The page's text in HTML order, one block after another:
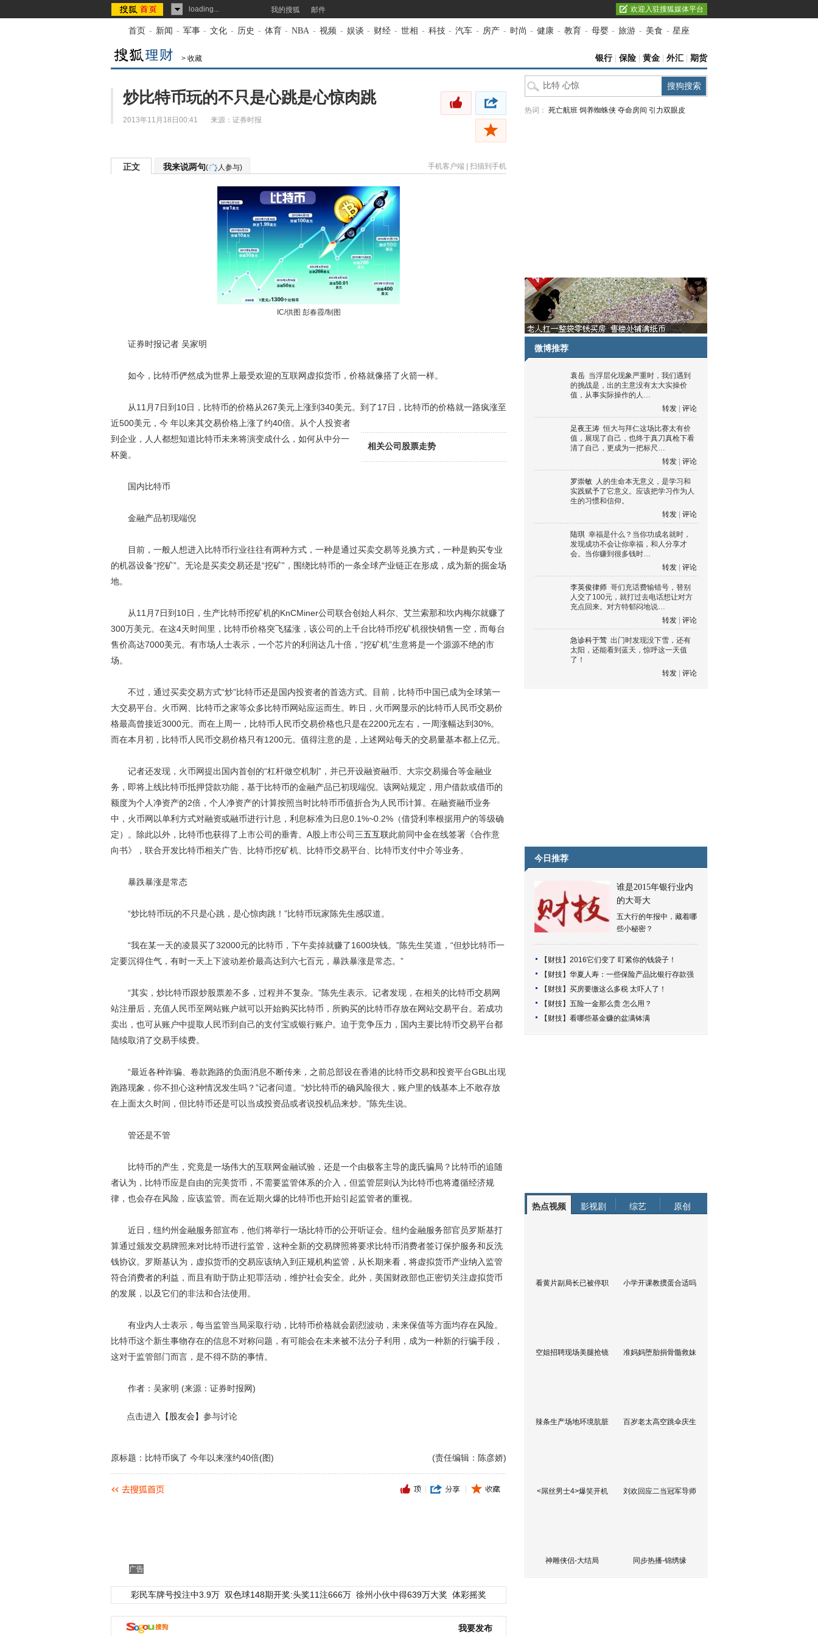
loading... 我的搜狐 邮件 欢迎入驻搜狐媒体平台
首页 - 新闻 - 军事 - 文化 - 历史 - 体育 - NBA - 视频 - 娱谈 - 财经 - 世相 - 科技 - 汽车 - 房产 - 时尚 - 健康 - 教育 - 母婴 - 旅游 - 美食 - 星座
> 收藏 银行| 保险 黄金 外汇 期货
炒比特币玩的不只是心跳是心惊肉跳
2013年11月18日00:41 来源： 证券时报
正文 我来说两句( 人参与) 手机客户端 扫描到手机
IC/供图 彭春霞/制图
证券时报记者 吴家明
如今，比特币俨然成为世界上最受欢迎的互联网虚拟货币，价格就像搭了火箭一样。
从11月7日到10日，比特币的价格从267美元上涨到340美元。到了17日，比特币的价格就一路疯涨至
近500美元，今
相关公司股票走势
年以来其交易价格上涨了约40倍。从个人投资者
到企业，人人都想知道比特币未来将演变成什么，如何从中分一
杯羹。
国内比特币
金融产品初现端倪
目前，一般人想进入比特币行业往往有两种方式，一种是通过买卖交易等兑换方式，一种是购买专业
的机器设备“挖矿”。无论是买卖交易还是“挖矿”，围绕比特币的一条全球产业链正在形成，成为新的掘金场
地。
从11月7日到10日，生产比特币挖矿机的KnCMiner公司联合创始人科尔、艾兰索那和坎内梅尔就赚了
300万美元。在这4天时间里，比特币价格突飞猛涨，该公司的上千台比特币挖矿机很快销售一空，而每台
售价高达7000美元。有市场人士表示，一个芯片的利润达几十倍，“挖矿机”生意将是一个源源不绝的市
场。
不过，通过买卖交易方式“炒”比特币还是国内投资者的首选方式。目前，比特币中国已成为全球第一
大交易平台。火币网、比特币之家等众多比特币网站应运而生。昨日，火币网显示的比特币人民币交易价
格最高曾接近3000元。而在上周一，比特币人民币交易价格也只是在2200元左右，一周涨幅达到30%。
而在本月初，比特币人民币交易价格只有1200元。值得注意的是，上述网站每天的交易量基本都上亿元。
记者还发现，火币网提出国内首创的“杠杆做空机制”，并已开设融资融币、大宗交易撮合等金融业
务，即将上线比特币抵押贷款功能，基于比特币的金融产品已初现端倪。该网站规定，用户借款或借币的
额度为个人净资产的2倍，个人净资产的计算按照当时比特币币值折合为人民币计算。在融资融币业务
中，火币网以单利方式对融资或融币进行计息，利息标准为日息0.1%~0.2%（借贷利率根据用户的等级确
定）。除此以外，比特币也获得了上市公司的垂青。A股上市公司 三五互联此前同中金在线签署《合作意
向书》，联合开发比特币相关广告、比特币挖矿机、比特币交易平台、比特币支付中介等业务。
暴跌暴涨是常态
“炒比特币玩的不只是心跳，是心惊肉跳！”比特币玩家陈先生感叹道。
“我在某一天的凌晨买了32000元的比特币，下午卖掉就赚了1600块钱。”陈先生笑道，“但炒比特币一
定要沉得住气，有时一天上下波动差价最高达到六七百元，暴跌暴涨是常态。”
“其实，炒比特币跟炒股票差不多，过程并不复杂。”陈先生表示。记者发现，在相关的比特币交易网
站注册后，充值人民币至网站账户就可以开始购买比特币，所购买的比特币存放在网站交易平台。若成功
卖出，也可从账户中提取人民币到自己的支付宝或银行账户。迫于竞争压力，国内主要比特币交易平台都
陆续取消了交易手续费。
“最近各种诈骗、卷款跑路的负面消息不断传来，之前总部设在香港的比特币交易和投资平台GBL出现
跑路现象，你不担心这种情况发生吗？”记者问道。“炒比特币的确风险很大，账户里的钱基本上不敢存放
在上面太久时间，但比特币还是可以当成投资品或者说投机品来炒。”陈先生说。
管还是不管
比特币的产生，究竟是一场伟大的互联网金融试验，还是一个由极客主导的庞氏骗局？比特币的追随
者认为，比特币应是自由的完美货币，不需要监管体系的介入，但监管层则认为比特币也将遵循经济规
律，也会存在风险，应该监管。而在近期火爆的比特币也开始引起监管者的重视。
近日，纽约州金融服务部宣布，他们将举行一场比特币的公开听证会。纽约金融服务部官员罗斯基打
算通过颁发交易牌照来对比特币进行监管，这种全新的交易牌照将要求比特币消费者签订保护服务和反洗
钱协议。罗斯基认为，虚拟货币的交易应该纳入到正规机构监管，从长期来看，将虚拟货币产业纳入监管
符合消费者的利益，而且有助于防止犯罪活动，维护社会安全。此外，美国财政部也正密切关注虚拟货币
的发展，以及它们的非法和合法使用。
有业内人士表示，每当监管当局采取行动，比特币价格就会剧烈波动，未来保值等方面均存在风险。
比特币这个新生事物存在的信息不对称问题，有可能会在未来被不法分子利用，成为一种新的行骗手段，
这对于监管部门而言，是不得不防的事情。
作者：吴家明 (来源：证券时报网)
点击进入 【股友会】 参与讨论
(责任编辑：陈彦娇)
原标题：比特币疯了 今年以来涨约40倍(图)
广告
彩民车牌号投注中3.9万 双色球148期开奖:头奖11注666万 徐州小伙中得639万大奖 体彩摇奖
我要发布
热词： 死亡航班 饲养蜘蛛侠 夺命房间 引力双眼皮
微博推荐
袁岳 当浮层化现象严重时，我们遇到
的挑战是，出的主意没有太大实操价
值，从事实际操作的人…
转发
评论
足夜王涛 恒大与拜仁这场比赛太有价
值，展现了自己，也终于真刀真枪下看
清了自己，更成为一把标尺…
转发
评论
罗崇敏 人的生命本无意义，是学习和
实践赋予了它意义。应该把学习作为人
生的习惯和信仰。
转发
评论
陆琪 幸福是什么？当你功成名就时，
发现成功不会让你幸福，和人分享才
会。当你赚到很多钱时…
转发
评论
李英俊律师 哥们充话费输错号，替别
人交了100元，就打过去电话想让对方
充点回来。对方特郁闷地说…
转发
评论
急诊科于莺 出门时发现没下雪，还有
太阳，还能看到蓝天，惊呼这一天值
了！
转发
评论
今日推荐
谁是2015年银行业内
的大哥大
五大行的年报中，藏着哪
些小秘密？
【财技】 2016它们变了 盯紧你的钱袋子！
【财技】 华夏人寿：一些保险产品比银行存款强
【财技】 买房要缴这么多税 太吓人了！
【财技】 五险一金那么贵 怎么用？
【财技】 看哪些基金赚的盆满钵满
热点视频 影视剧 综艺 原创
看黄片副局长已被停职 小学开课教掼蛋合适吗
空姐招聘现场美腿抢镜 准妈妈堕胎捐骨髓救妹
辣条生产场地环境肮脏 百岁老太高空跳伞庆生
<屌丝男士4>爆笑开机 刘欢回应二当冠军导师
神雕侠侣-大结局 同步热播-锦绣缘